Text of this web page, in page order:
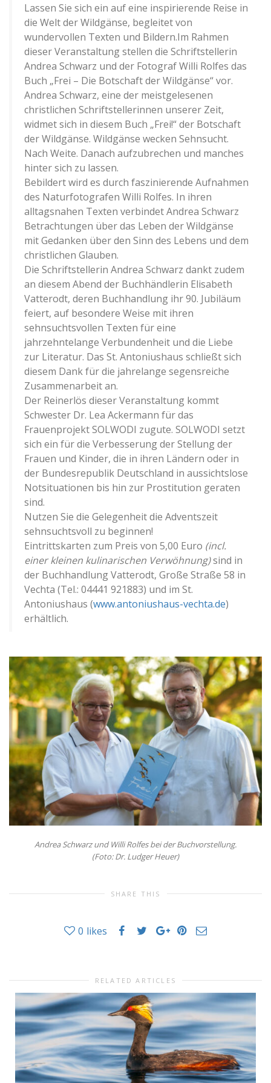
Lassen Sie sich ein auf eine inspirierende Reise in
die Welt der Wildgänse, begleitet von
wundervollen Texten und Bildern.Im Rahmen
dieser Veranstaltung stellen die Schriftstellerin
Andrea Schwarz und der Fotograf Willi Rolfes das
Buch „Frei – Die Botschaft der Wildgänse“ vor.
Andrea Schwarz, eine der meistgelesenen
christlichen Schriftstellerinnen unserer Zeit,
widmet sich in diesem Buch „Frei!“ der Botschaft
der Wildgänse. Wildgänse wecken Sehnsucht.
Nach Weite. Danach aufzubrechen und manches
hinter sich zu lassen.
Bebildert wird es durch faszinierende Aufnahmen
des Naturfotografen Willi Rolfes. In ihren
alltagsnahen Texten verbindet Andrea Schwarz
Betrachtungen über das Leben der Wildgänse
mit Gedanken über den Sinn des Lebens und dem
christlichen Glauben.
Die Schriftstellerin Andrea Schwarz dankt zudem
an diesem Abend der Buchhändlerin Elisabeth
Vatterodt, deren Buchhandlung ihr 90. Jubiläum
feiert, auf besondere Weise mit ihren
sehnsuchtsvollen Texten für eine
jahrzehntelange Verbundenheit und die Liebe
zur Literatur. Das St. Antoniushaus schließt sich
diesem Dank für die jahrelange segensreiche
Zusammenarbeit an.
Der Reinerlös dieser Veranstaltung kommt
Schwester Dr. Lea Ackermann für das
Frauenprojekt SOLWODI zugute. SOLWODI setzt
sich ein für die Verbesserung der Stellung der
Frauen und Kinder, die in ihren Ländern oder in
der Bundesrepublik Deutschland in aussichtslose
Notsituationen bis hin zur Prostitution geraten
sind.
Nutzen Sie die Gelegenheit die Adventszeit
sehnsuchtsvoll zu beginnen!
Eintrittskarten zum Preis von 5,00 Euro (incl.
einer kleinen kulinarischen Verwöhnung)sind in
der Buchhandlung Vatterodt, Große Straße 58 in
Vechta (Tel.: 04441 921883) und im St.
Antoniushaus (www.antoniushaus-vechta.de)
erhältlich.
Andrea Schwarz und Willi Rolfes bei der Buchvorstellung.
(Foto: Dr. Ludger Heuer)
SHARE THIS
0 likes
RELATED ARTICLES